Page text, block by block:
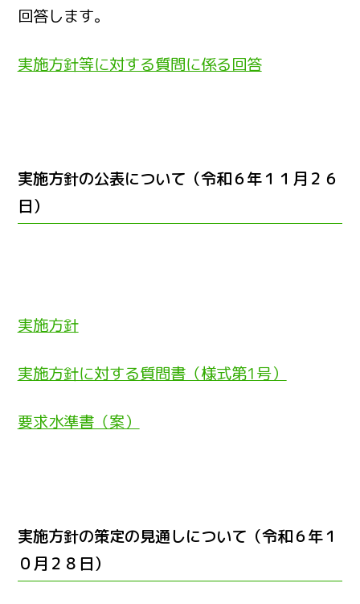
回答します。
実施方針等に対する質問に係る回答
実施方針の公表について（令和６年１１月２６
日）
実施方針
実施方針に対する質問書（様式第1号）
要求水準書（案）
実施方針の策定の見通しについて（令和６年１
０月２８日）